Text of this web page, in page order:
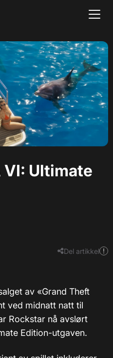
VI: Ultimate
Del artikkel
av «Grand Theft
ved midnatt natt til
Rockstar nå avslørt
Edition-utgaven.